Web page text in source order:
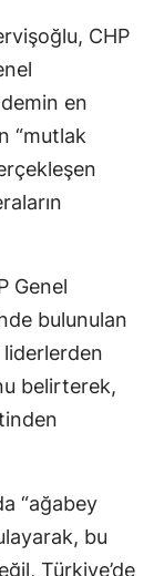
CHP
en
“mutlak
Genel
bulunulan
belirterek,
“ağabey
bu
Türkiye’de